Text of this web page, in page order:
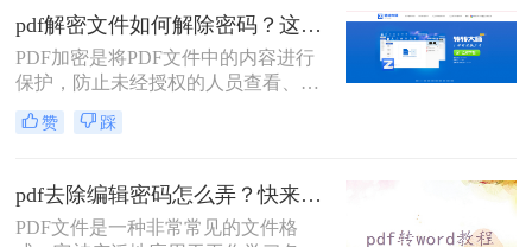
时候应该怎么办呢？这个时候就需要
对文档进行解除密码保护的操作了。
在这种情况下，你可以采用一些方法
来解决这个问题。下面就给大家介绍
三种解除pdf密码保护的方法。
pdf解密文件如何解除密码？这两种解密方法很简单
PDF加密是将PDF文件中的内容进行
保护，防止未经授权的人员查看、复
制、编辑或打印文档内容。那有时候
我们也要解除这些加密的文档该怎么
何解除密码方法帮助大家解决这个问
题，快来看看！
赞 踩
pdf去除编辑密码怎么弄？快来试试这两种方法！
PDF文件是一种非常常见的文件格